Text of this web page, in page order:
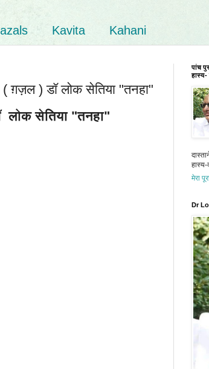
Kavita Kahani
) डॉ लोक सेतिया "तनहा"
सेतिया "तनहा"
पांच
हास्य-
हास्य-
मेरा
Dr